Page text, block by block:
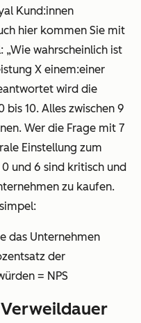
Kund:innen
hier kommen Sie mit
„Wie wahrscheinlich ist
X einem:einer
wird die
bis 10. Alles zwischen 9
Wer die Frage mit 7
Einstellung zum
und 6 sind kritisch und
zu kaufen.
das Unternehmen
der
= NPS